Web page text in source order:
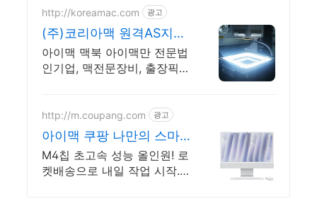
http://koreamac.com 광고
(주)코리아맥 원격AS지원
맥전문엔지니어 실시간상
담
아이맥 맥북 아이맥만 전문법
인기업, 맥전문장비, 출장픽
문엔지니어 대기
http://m.coupang.com 광고
아이맥 쿠팡 나만의 스마
트 워크
M4칩 초고속 성능 올인원! 로
켓배송으로 내일 작업 시작.